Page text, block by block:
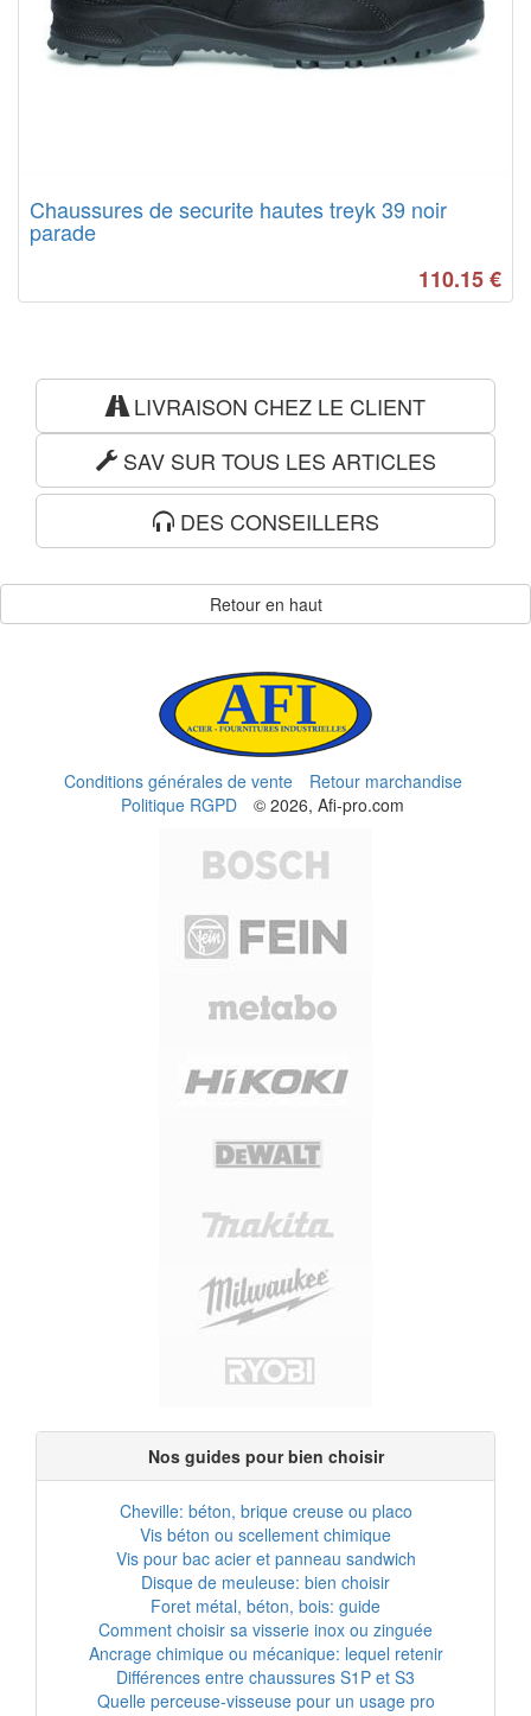
Chaussures de securite hautes treyk 39 noir
parade
110.15€
LIVRAISON CHEZ LE CLIENT
SAV SUR TOUS LES ARTICLES
DES CONSEILLERS
Retour en haut
Conditions générales de vente
Retour marchandise
Politique RGPD
© 2026, Afi-pro.com
Nos guides pour bien choisir
Cheville: béton, brique creuse ou placo
Vis béton ou scellement chimique
Vis pour bac acier et panneau sandwich
Disque de meuleuse: bien choisir
Foret métal, béton, bois: guide
Comment choisir sa visserie inox ou zinguée
Ancrage chimique ou mécanique: lequel retenir
Différences entre chaussures S1P et S3
Quelle perceuse-visseuse pour un usage pro